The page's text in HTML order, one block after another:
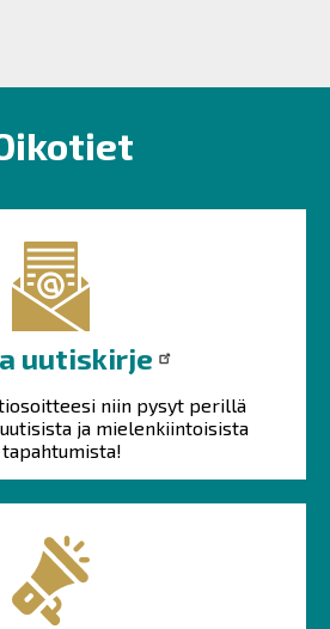
uutiskirje
niin pysyt perillä
ja mielenkiintoisista
tapahtumista!